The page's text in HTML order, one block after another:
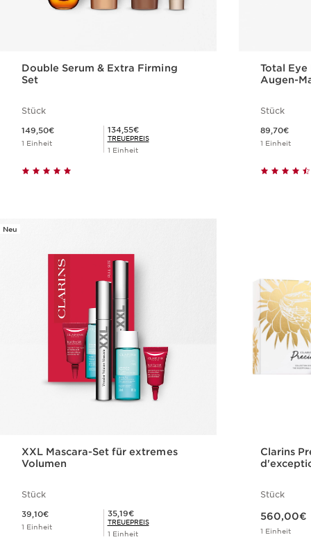
Double Serum & Extra Firming
Set
Stück
149,50€
1 Einheit
Mitgliederpreis 134,55€
134,55€
TREUEPREIS
1 Einheit
Total
Augen-
Stück
89,70€
1 Einheit
Neu
XXL Mascara-Set für extremes
Volumen
Stück
39,10€
1 Einheit
Mitgliederpreis 35,19€
35,19€
TREUEPREIS
1 Einheit
Clarins
Stück
560,00€
1 Einheit